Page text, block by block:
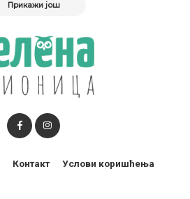
Прикажи још
Контакт Услови коришћења